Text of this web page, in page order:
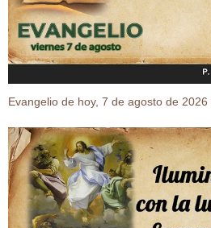
Evangelio de hoy, 7 de agosto de